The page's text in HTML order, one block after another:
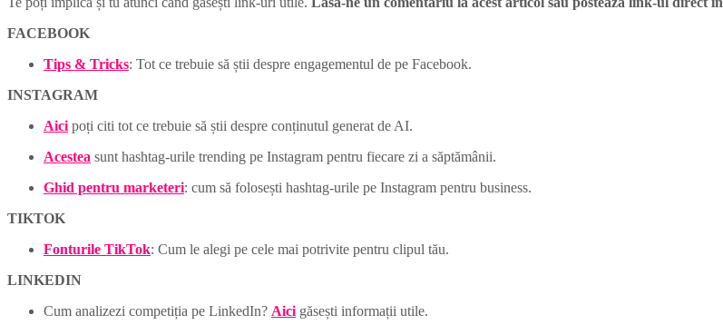
FACEBOOK
Tips & Tricks: Tot ce trebuie să știi despre engagementul de pe Facebook.
INSTAGRAM
Aici poți citi tot ce trebuie să știi despre conținutul generat de AI.
Acestea sunt hashtag-urile trending pe Instagram pentru fiecare zi a săptămânii.
Ghid pentru marketeri: cum să folosești hashtag-urile pe Instagram pentru business.
TIKTOK
Fonturile TikTok: Cum le alegi pe cele mai potrivite pentru clipul tău.
LINKEDIN
Cum analizezi competiția pe LinkedIn? Aici găsești informații utile.